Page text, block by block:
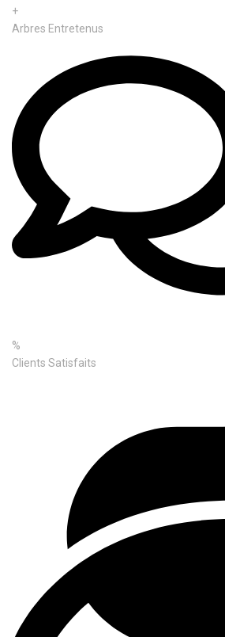
+
Arbres Entretenus
%
Clients Satisfaits